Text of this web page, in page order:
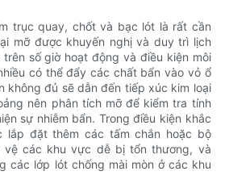
trục quay, chốt và bạc lót là rất cần
mỡ được khuyến nghị và duy trì lịch
số giờ hoạt động và điều kiện môi
có thể đẩy các chất bẩn vào vỏ ổ
không đủ sẽ dẫn đến tiếp xúc kim loại
nên phân tích mỡ để kiểm tra tính
sự nhiễm bẩn. Trong điều kiện khắc
lắp đặt thêm các tấm chắn hoặc bộ
vệ các khu vực dễ bị tổn thương, và
các lớp lót chống mài mòn ở các khu